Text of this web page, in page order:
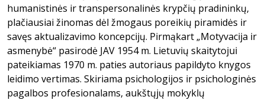
humanistinės ir transpersonalinės krypčių pradininkų,
plačiausiai žinomas dėl žmogaus poreikių piramidės ir
savęs aktualizavimo koncepcijų. Pirmąkart „Motyvacija ir
asmenybė“ pasirodė JAV 1954 m. Lietuvių skaitytojui
pateikiamas 1970 m. paties autoriaus papildyto knygos
leidimo vertimas. Skiriama psichologijos ir psichologinės
pagalbos profesionalams, aukštųjų mokyklų